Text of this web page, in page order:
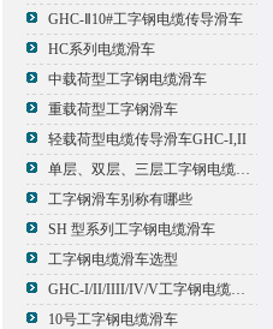
GHC-Ⅱ10#工字钢电缆传导滑车
HC系列电缆滑车
中载荷型工字钢电缆滑车
重载荷型工字钢滑车
轻载荷型电缆传导滑车GHC-I,II
单层、双层、三层工字钢电缆传导滑车
工字钢滑车别称有哪些
SH 型系列工字钢电缆滑车
工字钢电缆滑车选型
GHC-I/II/IIII/IV/V工字钢电缆滑车
10号工字钢电缆滑车